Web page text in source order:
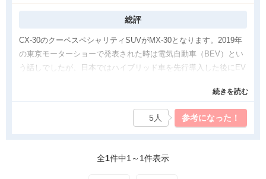
総評
CX-30のクーペスペシャリティSUVがMX-30となります。2019年
の東京モーターショーで発表された時は電気自動車（BEV）とい
う話しでしたが、日本ではハイブリッド車を先行導入した後にEV
とはいえそのハイブリッドもマイルドハイブリッドというスズキ
が得意とする、実燃費にたいして貢献しないインチキハイブリッ
然ながらモーターだけで走る事は出来ません。
続きを読む
参考になった！
5人
全1件中1～1件表示